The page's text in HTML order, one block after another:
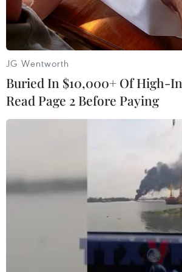
Đồng tiền USD tại Washington D.C.
Ngân hàng Thế giới (WB) ngày
nước đang phát triển đang mất
thu quan trọng, khi các biện
trên toàn cầu nhằm ngăn chặn
dịch viêm đường hô hấp cấp
JG Wentworth
Buried In $10,000+ Of High-
Read Page 2 Before Paying